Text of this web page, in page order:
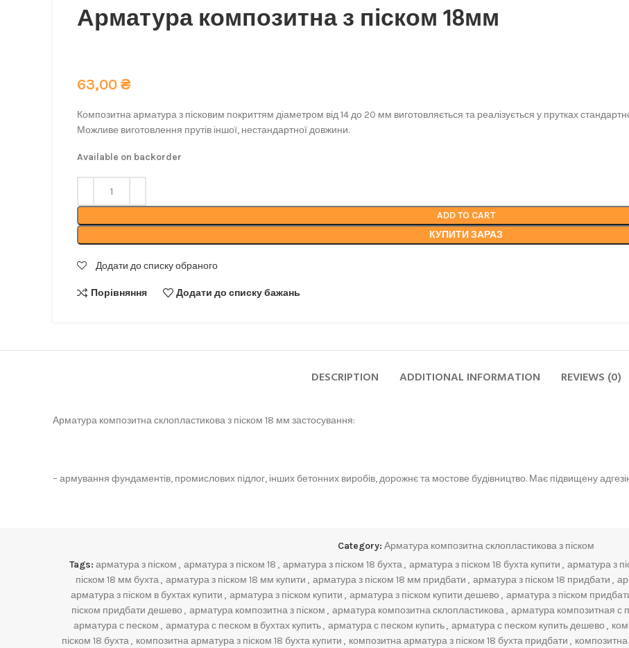
Арматура композитна з піском 18мм
63,00 ₴
Композитна арматура з пісковим покриттям діаметром від 14 до 20 мм виготовляється та реалізується у прутках
Можливе виготовлення прутів іншої, нестандартної довжини.
Available on backorder
ADD TO CART
КУПИТИ ЗАРАЗ
Додати до списку обраного
Порівняння Додати до списку бажань
DESCRIPTION ADDITIONAL INFORMATION REVIEWS (0)
Арматура композитна склопластикова з піском 18 мм застосування:
– армування фундаментів, промислових підлог, інших бетонних виробів, дорожнє та мостове будівництво. Має підвищену
Category: Арматура композитна склопластикова з піском
Tags: арматура з піском , арматура з піском 18 , арматура з піском 18 бухта , арматура з піском 18 бухта купити , арматура з
піском 18 мм бухта , арматура з піском 18 мм купити , арматура з піском 18 мм придбати , арматура з піском 18 придбати ,
арматура з піском в бухтах купити , арматура з піском купити , арматура з піском купити дешево , арматура з піском
піском придбати дешево , арматура композитна з піском , арматура композитна склопластикова , арматура композитная с
арматура с песком , арматура с песком в бухтах купить , арматура с песком купить , арматура с песком купить дешево ,
піском 18 бухта , композитна арматура з піском 18 бухта купити , композитна арматура з піском 18 бухта придбати , композитна